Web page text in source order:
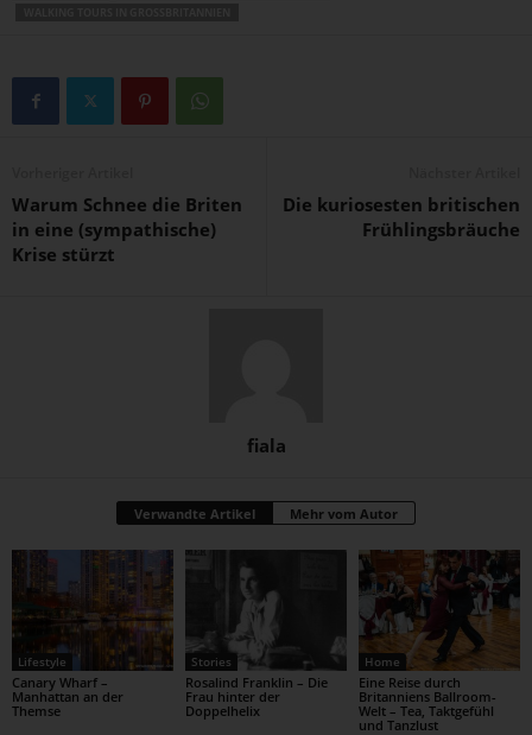
Warum Schnee die Briten
in eine (sympathische)
Krise stürzt
Die kuriosesten britischen
Frühlingsbräuche
fiala
Verwandte Artikel Mehr vom Autor
Lifestyle
Canary Wharf –
Manhattan an der
Themse
Stories
Rosalind Franklin – Die
Frau hinter der
Doppelhelix
Home
Eine Reise durch
Britanniens Ballroom-
Welt – Tea, Taktgefühl
und Tanzlust